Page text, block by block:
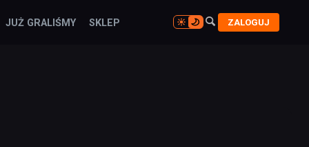
JUŻ GRALIŚMY SKLEP 
 ZALOGUJ